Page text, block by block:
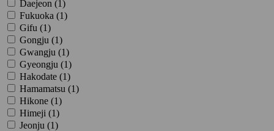
Daejeon (1)
Fukuoka (1)
Gifu (1)
Gongju (1)
Gwangju (1)
Gyeongju (1)
Hakodate (1)
Hamamatsu (1)
Hikone (1)
Himeji (1)
Jeonju (1)